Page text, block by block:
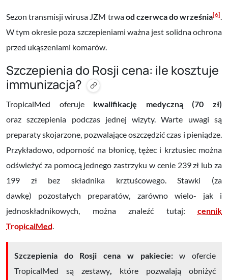
Sezon transmisji wirusa JZM trwaod czerwca do września[6]
W tym okresie poza szczepieniami ważna jest solidna ochrona
przed ukąszeniami komarów.
Szczepienia do Rosji cena: ile kosztuje
immunizacja?
TropicalMed oferuje kwalifikację medyczną (70 zł)
oraz szczepienia podczas jednej wizyty. Warte uwagi są
preparaty skojarzone, pozwalające oszczędzić czas i pieniądze.
Przykładowo, odporność na błonicę, tężec i krztusiec można
odświeżyć za pomocą jednego zastrzyku w cenie 239 zł lub za
199 zł bez składnika krztuścowego. Stawki (za
dawkę) pozostałych preparatów, zarówno wielo- jak i
jednoskładnikowych, można znaleźć tutaj: cennik
TropicalMed.
Szczepienia do Rosji cena w pakiecie:w ofercie
TropicalMed są zestawy, które pozwalają obniżyć